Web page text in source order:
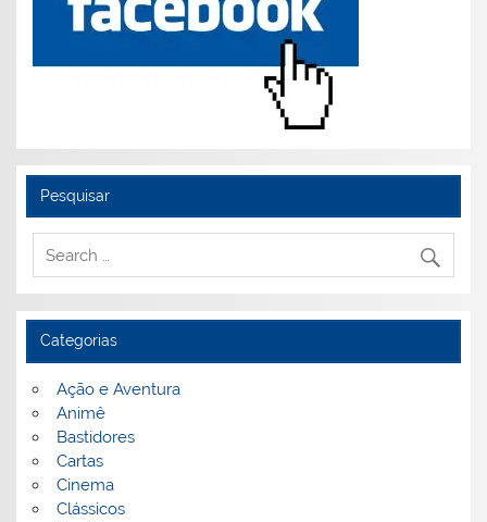
Pesquisar
Categorias
Ação e Aventura
Animê
Bastidores
Cartas
Cinema
Clássicos